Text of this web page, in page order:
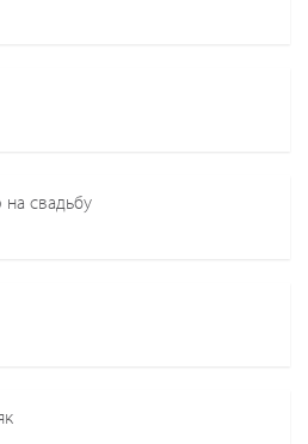
свадьбу